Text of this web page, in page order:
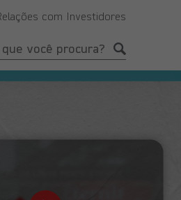
com Investidores